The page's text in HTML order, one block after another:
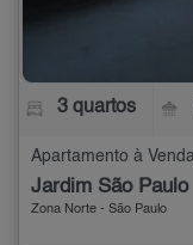
3 quartos
Jardim São Paulo
Zona Norte - São Paulo